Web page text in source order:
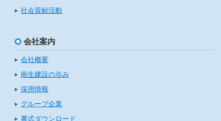
社会貢献活動
会社案内
会社概要
南生建設の歩み
採用情報
グループ企業
書式ダウンロード